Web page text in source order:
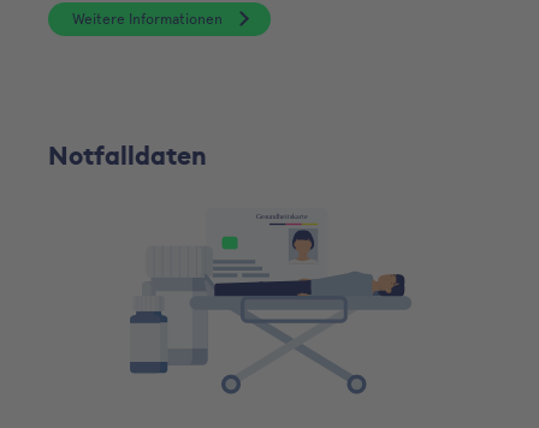
Weitere Informationen
Notfalldaten